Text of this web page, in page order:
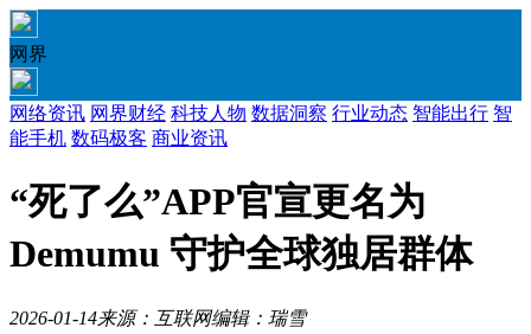
网界
网络资讯 网界财经 科技人物 数据洞察 行业动态 智能出行 智
能手机 数码极客 商业资讯
“死了么”APP官宣更名为
Demumu 守护全球独居群体
2026-01-14来源：互联网编辑：瑞雪